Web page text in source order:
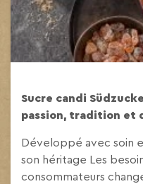
Sucre candi
passion, tradition et
Développé avec soin
son héritage Les
consommateurs